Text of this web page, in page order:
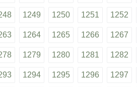
1249 1250 1251 1252
1264 1265 1266 1267
1279 1280 1281 1282
1294 1295 1296 1297